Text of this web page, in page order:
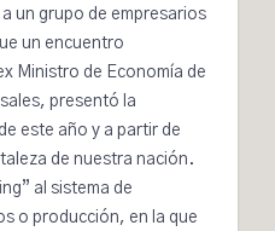
un grupo de empresarios
un encuentro
Ministro de Economía de
presentó la
este año y a partir de
de nuestra nación.
” al sistema de
o producción, en la que